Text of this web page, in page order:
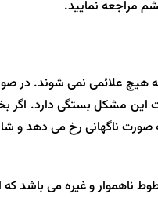
مراجعه نمایید.
هیچ علائمی نمی شوند. در
مشکل بستگی دارد.
ناگهانی رخ می دهد و
ناهموار و غیره می باشد